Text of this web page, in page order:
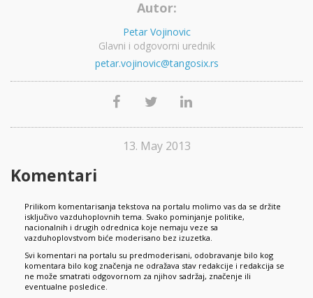
Autor:
Petar Vojinovic
Glavni i odgovorni urednik
petar.vojinovic@tangosix.rs
13. May 2013
Komentari
Prilikom komentarisanja tekstova na portalu molimo vas da se držite
isključivo vazduhoplovnih tema. Svako pominjanje politike,
nacionalnih i drugih odrednica koje nemaju veze sa
vazduhoplovstvom biće moderisano bez izuzetka.
Svi komentari na portalu su predmoderisani, odobravanje bilo kog
komentara bilo kog značenja ne odražava stav redakcije i redakcija se
ne može smatrati odgovornom za njihov sadržaj, značenje ili
eventualne posledice.